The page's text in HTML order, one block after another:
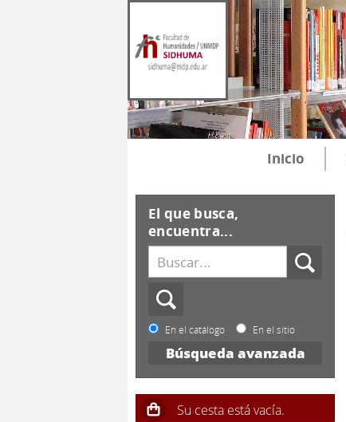
Inicio
El que busca,
encuentra...
En el catálogo En el sitio
Búsqueda avanzada